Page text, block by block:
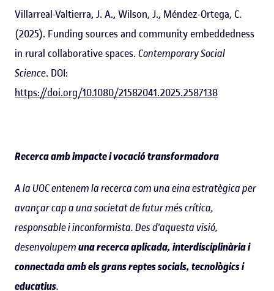
Villarreal-Valtierra, J. A., Wilson, J., Méndez-Ortega, C.
(2025). Funding sources and community embeddedness
in rural collaborative spaces. Contemporary Social
Science. DOI:
https://doi.org/10.1080/21582041.2025.2587138
Recerca amb impacte i vocació transformadora
A la UOC entenem la recerca com una eina estratègica per
avançar cap a una societat de futur més crítica,
responsable i inconformista. Des d'aquesta visió,
desenvolupemuna recerca aplicada, interdisciplinària i
connectada amb els grans reptes socials, tecnològics i
educatius.